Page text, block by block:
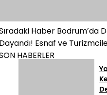
Haber Bodrum’da
Esnaf ve
HABERLER